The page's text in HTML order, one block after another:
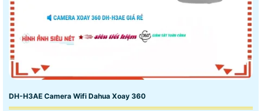
DH-H3AE Camera Wifi Dahua Xoay 360